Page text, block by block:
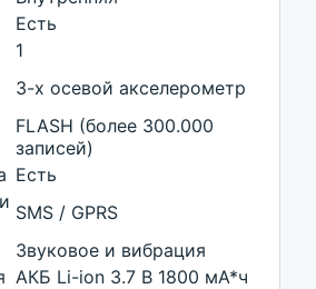
Есть
1
3-х осевой акселерометр
FLASH (более 300.000
записей)
Есть
SMS / GPRS
Звуковое и вибрация
АКБ Li-ion 3.7 В 1800 мА*ч